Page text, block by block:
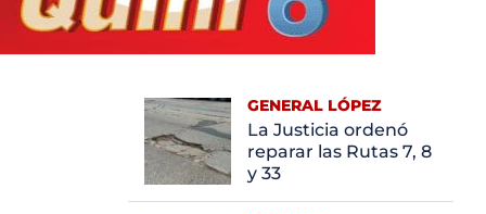
GENERAL LÓPEZ
La Justicia ordenó
reparar las Rutas 7, 8
y 33